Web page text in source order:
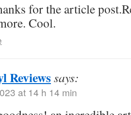
for the article
Cool.
Reviewssays:
at 14 h 14 min